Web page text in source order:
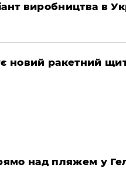
виробництва в
новий ракетний
над пляжем у